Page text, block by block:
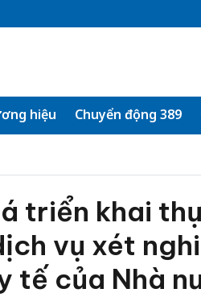
hiệu Chuyển động 389
triển khai
vụ xét
tế của Nhà